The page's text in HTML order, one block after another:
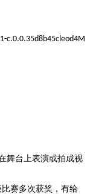
c.0.0.35d8b45cleod4M
舞台上表演或拍成视
赛多次获奖，有给